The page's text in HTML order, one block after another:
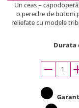
Un ceas –
o pereche de butoni
reliefate cu modele
Durata